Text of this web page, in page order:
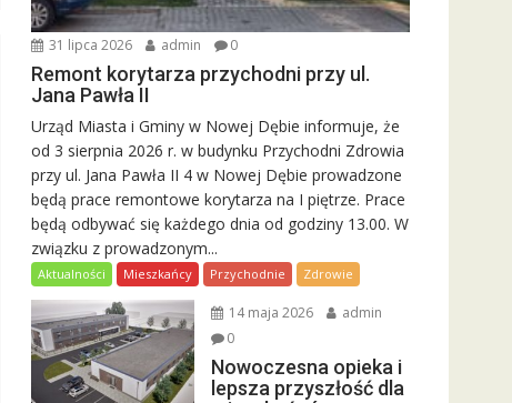
31 lipca 2026 admin 0
Remont korytarza przychodni przy ul.
Jana Pawła II
Urząd Miasta i Gminy w Nowej Dębie informuje, że
od 3 sierpnia 2026 r. w budynku Przychodni Zdrowia
przy ul. Jana Pawła II 4 w Nowej Dębie prowadzone
będą prace remontowe korytarza na I piętrze. Prace
będą odbywać się każdego dnia od godziny 13.00. W
związku z prowadzonym...
Aktualności Mieszkańcy Przychodnie Zdrowie
14 maja 2026
admin
0
Nowoczesna opieka i
lepsza przyszłość dla